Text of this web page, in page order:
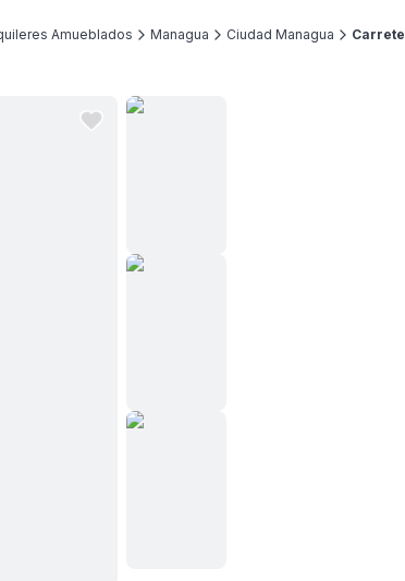
Amueblados Managua Ciudad Managua